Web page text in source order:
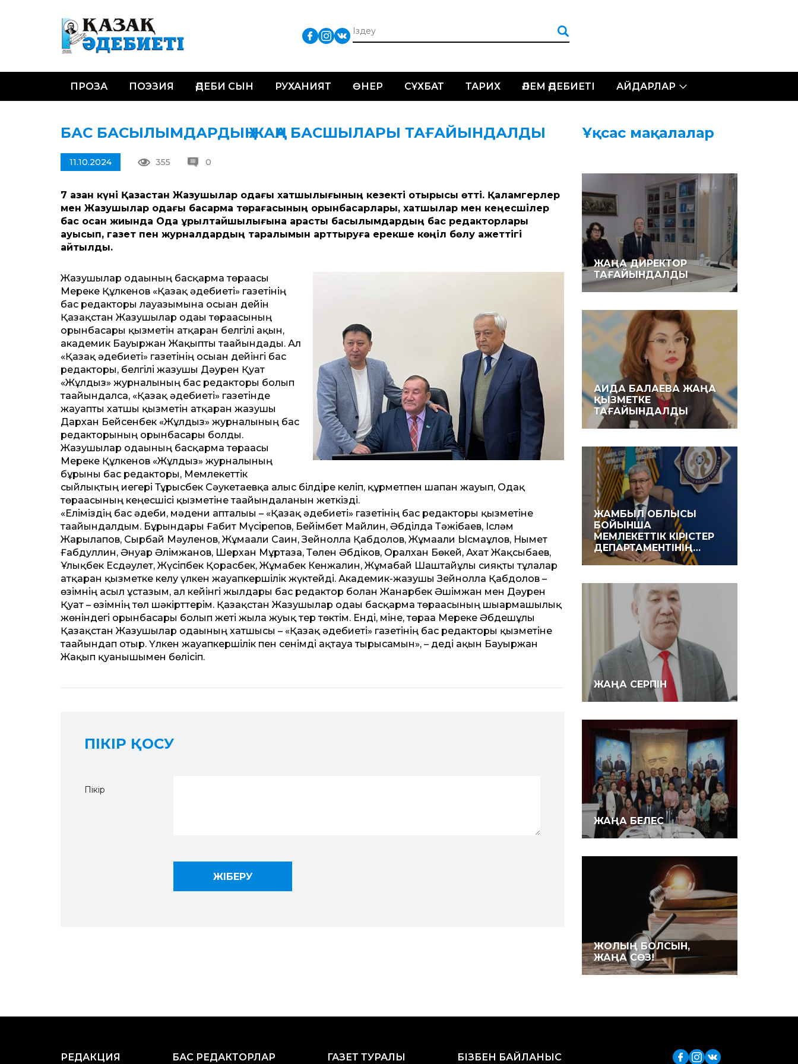
ПРОЗА ПОЭЗИЯ ӘДЕБИ СЫН РУХАНИЯТ ӨНЕР СҰХБАТ ТАРИХ ӘЛЕМ ӘДЕБИЕТІ АЙДАРЛАР
БАС БАСЫЛЫМДАРДЫҢ ЖАҢА БАСШЫЛАРЫ ТАҒАЙЫНДАЛДЫ
11.10.2024 355 0
7 қазан күні Қазақ­стан Жазушылар одағы хатшылығының кезекті отырысы өт­ті. Қаламгерлер
мен Жазушылар одағы басқарма төрағасының орынбасарлары, хатшылар мен кеңесшілер
бас қосқан жиында Одақ құрылтайшылығына қарасты басылымдардың бас редакторлары
ауысып, газет пен журналдардың таралымын арт­тыруға ерекше көңіл бөлу қажет­тігі
айтылды.
Жазушылар одағының басқарма төрағасы
Мереке Құлкенов «Қазақ әдебиеті» газетінің
бас редакторы лауазымына осыған дейін
Қазақ­стан Жазушылар одағы төрағасының
орынбасары қызметін атқарған белгілі ақын,
академик Бауыржан Жақыпты тағайындады. Ал
«Қазақ әдебиеті» газетінің осыған дейінгі бас
редакторы, белгілі жазушы Дәурен Қуат
«Жұлдыз» журналының бас редакторы болып
тағайындалса, «Қазақ әдебиеті» газетінде
жауапты хатшы қызметін атқарған жазушы
Дархан Бейсенбек «Жұлдыз» журналының бас
редакторының орын­басары болды.
Жазушылар одағының басқарма төрағасы
Мереке Құлкенов «Жұлдыз» журналының
бұрынғы бас редакторы, Мемлекет­тік
сыйлықтың иегері Тұрысбек Сәукетаевқа алғыс білдіре келіп, құрметпен шапан жауып, Одақ
төрағасының кеңесшісі қызметіне тағайын­далғанын жеткізді.
«Еліміздің бас әдеби, мәдени апталығы – «Қазақ әдебиеті» газетінің бас редакторы қызметіне
тағайын­далдым. Бұрындары Ғабит Мүсірепов, Бейімбет Майлин, Әбділда Тәжібаев, Ісләм
Жарылғапов, Сырбай Мәуленов, Жұмағали Саин, Зейнолла Қабдолов, Жұмағали Ысмағұлов, Нығмет
Ғабдуллин, Әнуар Әлімжанов, Шерхан Мұртаза, Төлен Әбдіков, Оралхан Бөкей, Ахат Жақсыбаев,
Ұлықбек Есдәулет, Жүсіпбек Қорғасбек, Жұмабек Кенжалин, Жұмабай Шаштайұлы сияқты тұлғалар
атқарған қызметке келу үлкен жауапкершілік жүктейді. Академик-жазушы Зейнолла Қабдолов –
өзімнің асыл ұстазым, ал кейінгі жылдары бас редактор болған Жанарбек Әшімжан мен Дәурен
Қуат – өзімнің төл шәкірт­терім. Қазақ­стан Жазушылар одағы басқарма төрағасының шығармашылық
жөніндегі орынбасары болып жеті жылға жуық тер төктім. Енді, міне, төраға Мереке Әбдешұлы
Қазақ­стан Жазушылар одағының хатшысы – «Қазақ әдебие­ті» газетінің бас редакторы қызметіне
тағайындап отыр. Үлкен жауапкершілік пен сенімді ақтау­ға тырысамын», – деді ақын Бауыржан
Жақып қуанышымен бөлісіп.
ПІКІР ҚОСУ
Пікір
Ұқсас мақалалар
ЖАҢА ДИРЕКТОР
ТАҒАЙЫНДАЛДЫ
АИДА БАЛАЕВА ЖАҢА
ҚЫЗМЕТКЕ
ТАҒАЙЫНДАЛДЫ
ЖАМБЫЛ ОБЛЫСЫ
БОЙЫНША
МЕМЛЕКЕТТІК КІРІСТЕР
ДЕПАРТАМЕНТІНІҢ…
ЖАҢА СЕРПІН
ЖАҢА БЕЛЕС
ЖОЛЫҢ БОЛСЫН,
ЖАҢА СӨЗ!
РЕДАКЦИЯ БАС РЕДАКТОРЛАР ГАЗЕТ ТУРАЛЫ БІЗБЕН БАЙЛАНЫС